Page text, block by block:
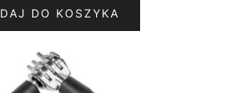
DO KOSZYKA